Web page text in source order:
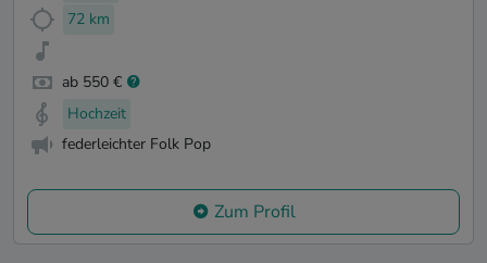
72 km
ab 550 €
Hochzeit
federleichter Folk Pop
Zum Profil